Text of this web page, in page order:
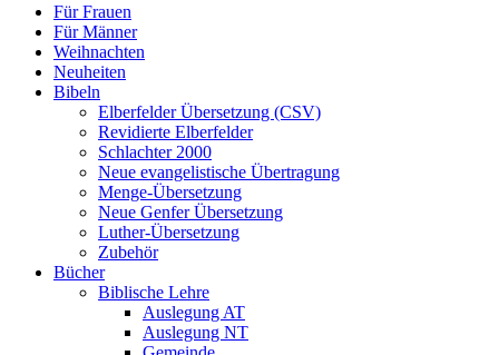
Für Frauen
Für Männer
Weihnachten
Neuheiten
Bibeln
Elberfelder Übersetzung (CSV)
Revidierte Elberfelder
Schlachter 2000
Neue evangelistische Übertragung
Menge-Übersetzung
Neue Genfer Übersetzung
Luther-Übersetzung
Zubehör
Bücher
Biblische Lehre
Auslegung AT
Auslegung NT